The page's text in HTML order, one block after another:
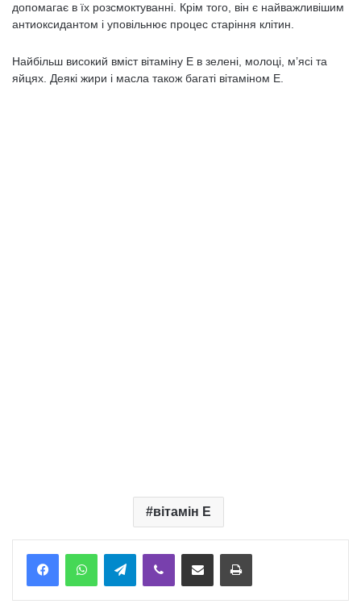
допомагає в їх розсмоктуванні. Крім того, він є найважливішим
антиоксидантом і уповільнює процес старіння клітин.
Найбільш високий вміст вітаміну Е в зелені, молоці, м’ясі та
яйцях. Деякі жири і масла також багаті вітаміном Е.
вітамін Е
TelegramViber Надіслати електронною поштоюНадрукувати